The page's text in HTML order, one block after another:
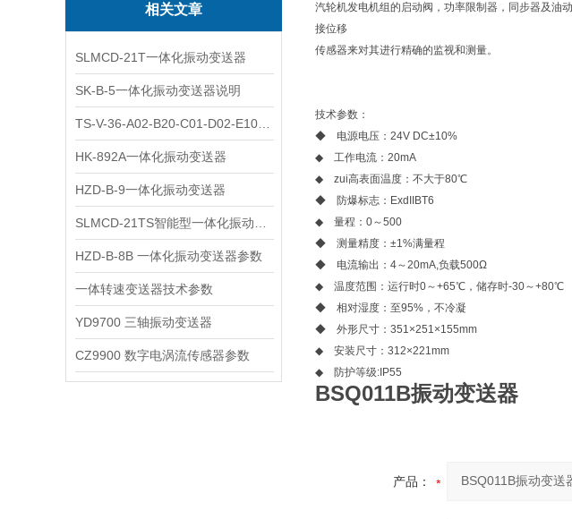
相关文章
SLMCD-21T一体化振动变送器
SK-B-5一体化振动变送器说明
HK-892A一体化振动变送器
HZD-B-9一体化振动变送器
HZD-B-8B 一体化振动变送器参数
一体转速变送器技术参数
YD9700 三轴振动变送器
CZ9900 数字电涡流传感器参数
汽轮机发电机组的启动阀，功率限制器，同步器及油
接位移
传感器来对其进行精确的监视和测量。
技术参数：
◆ 电源电压：24V DC±10%
◆ 工作电流：20mA
◆ zui高表面温度：不大于80℃
◆ 防爆标志：ExdIIBT6
◆ 量程：0～500
◆ 测量精度：±1%满量程
◆ 电流输出：4～20mA,负载500Ω
◆ 温度范围：运行时0～+65℃，储存时-30～+80℃
◆ 相对湿度：至95%，不冷凝
◆ 外形尺寸：351×251×155mm
◆ 安装尺寸：312×221mm
◆ 防护等级:IP55
BSQ011B振动变送器
产品：